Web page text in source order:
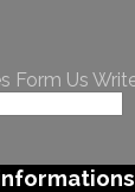
Form Us